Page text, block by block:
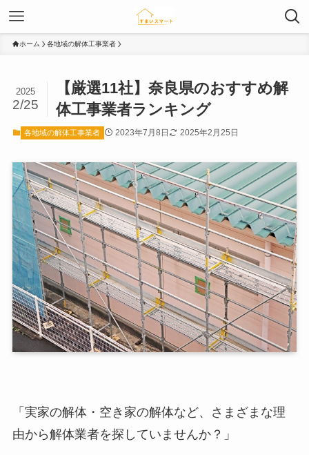
ホーム 各地域の解体工事業者
【厳選11社】奈良県のおすすめ解
体工事業者ランキング
2025
2/25
各地域の解体工事業者 2023年7月8日 2025年2月25日
「実家の解体・空き家の解体など、さまざまな理
由から解体業者を探していませんか？」